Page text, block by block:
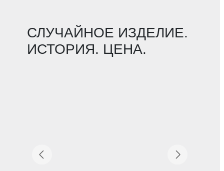
СЛУЧАЙНОЕ ИЗДЕЛИЕ.
ИСТОРИЯ. ЦЕНА.